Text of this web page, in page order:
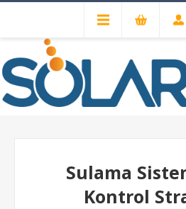
ÖNCEKI
Sulama
Kontrol